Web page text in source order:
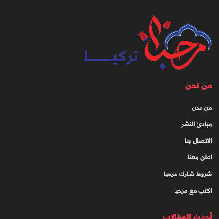
من نحن
من نحن
مبادئ النشر
الاتصال بنا
اعلن معنا
شروط شارك مرحبا
اكتب مع مرحبا